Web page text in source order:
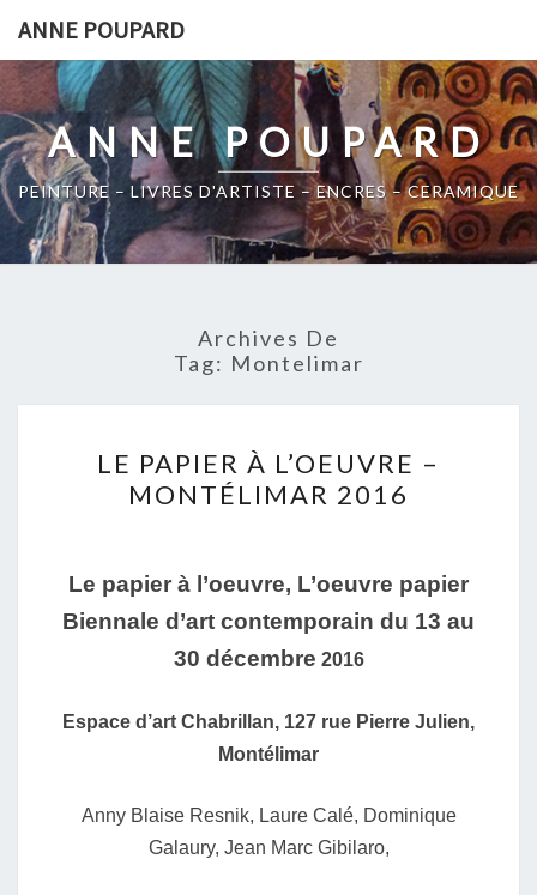
content
ANNE POUPARD
ANNE POUPARD
PEINTURE – LIVRES D'ARTISTE – ENCRES – CERAMIQUE
Archives De
Tag: Montelimar
PAPIER
À
MONTÉLIMAR
2016
LE PAPIER À L’OEUVRE –
MONTÉLIMAR 2016
Le papier à l’oeuvre, L’oeuvre papier
Biennale d’art contemporain du 13 au
30 décembre 2016
Espace d’art Chabrillan, 127 rue Pierre Julien,
Montélimar
Anny Blaise Resnik, Laure Calé, Dominique
Galaury, Jean Marc Gibilaro,